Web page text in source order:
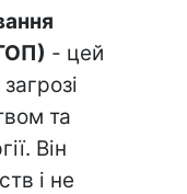
- цей
та
Він
і не